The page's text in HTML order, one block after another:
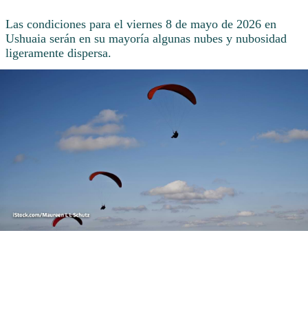
Las condiciones para el viernes 8 de mayo de 2026 en
Ushuaia serán en su mayoría algunas nubes y nubosidad
ligeramente dispersa.